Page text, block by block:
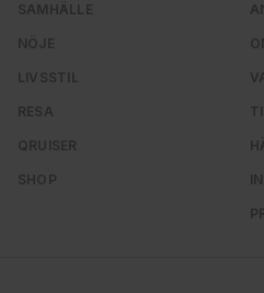
SAMHÄLLE
NÖJE
LIVSSTIL
RESA
QRUISER
SHOP